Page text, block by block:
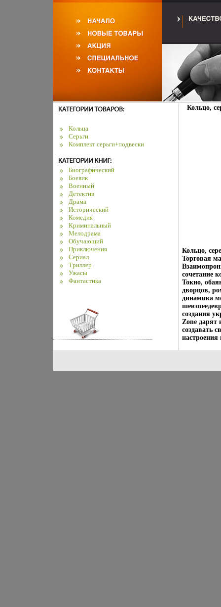
Кольца
Серьги
Комплект серьги+подвески
Биографический
Боевик
Военный
Детектив
Драма
Исторический
Комедия
Криминальный
Мелодрама
Обучающий
Приключения
Сериал
Триллер
Ужасы
Фантастика
Кольцо,
Кольцо,
Торговая
сочетание
Токио,
дворцов,
динамика
создания
Zone дарят
создавать
настроения